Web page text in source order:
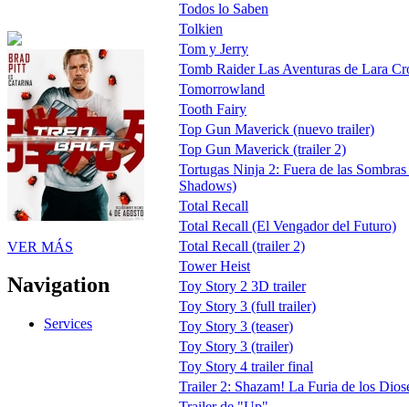
VER MÁS
Navigation
Services
Todos lo Saben
Tolkien
Tom y Jerry
Tomb Raider Las Aventuras de Lara
Tomorrowland
Tooth Fairy
Top Gun Maverick (nuevo trailer)
Top Gun Maverick (trailer 2)
Tortugas Ninja 2: Fuera de las
Shadows)
Total Recall
Total Recall (El Vengador del Futuro)
Total Recall (trailer 2)
Tower Heist
Toy Story 2 3D trailer
Toy Story 3 (full trailer)
Toy Story 3 (teaser)
Toy Story 3 (trailer)
Toy Story 4 trailer final
Trailer 2: Shazam! La Furia de los